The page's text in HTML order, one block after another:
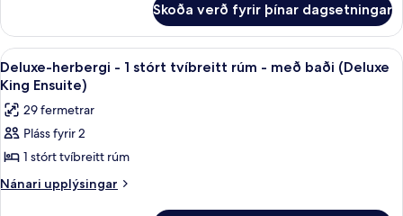
-
sameiginlegt
baðherbergi
(Small
Bunk
Room
with
Bath)
herbergi
mörg
rúm
sameiginlegt
baðherbergi
Bunk
Room
with
Skoða verð fyrir þínar dagsetningar
Skoða
allar
myndir
fyrir
Deluxe-
herbergi
-
Dúnsængur, skrifborð, myrkratjöld/-
7
Deluxe-herbergi - 1 stórt tvíbreitt rúm - með baði (Deluxe
King Ensuite)
29 fermetrar
Pláss fyrir 2
1 stórt tvíbreitt rúm
Nánari upplýsingar
Nánari